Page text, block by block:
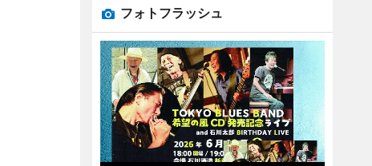
フォトフラッシュ